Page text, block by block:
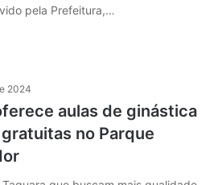
pela Prefeitura,…
2024
aulas de ginástica
no Parque